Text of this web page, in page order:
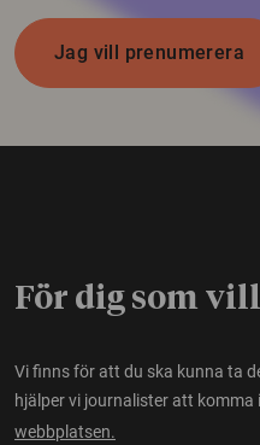
Jag vill prenumerera
För dig som
Vi finns för att du ska kunna ta
hjälper vi journalister att
webbplatsen.